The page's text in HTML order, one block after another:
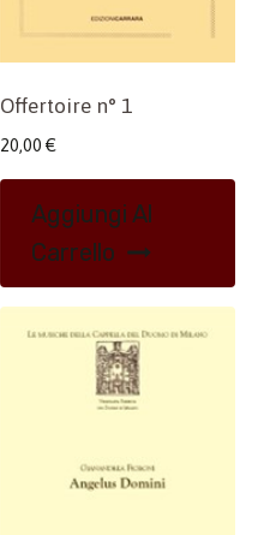
Offertoire n° 1
20,00 €
Aggiungi Al
Carrello